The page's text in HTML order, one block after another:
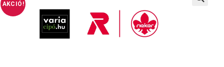
AKCIÓ!